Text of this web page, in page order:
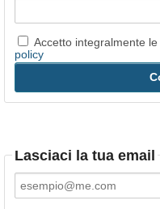
Accetto integralmente le
policy
Lasciaci la tua email